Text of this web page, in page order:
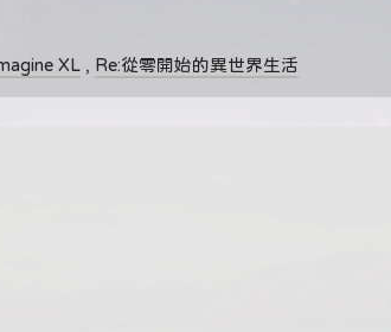
XL , Re:從零開始的異世界生活